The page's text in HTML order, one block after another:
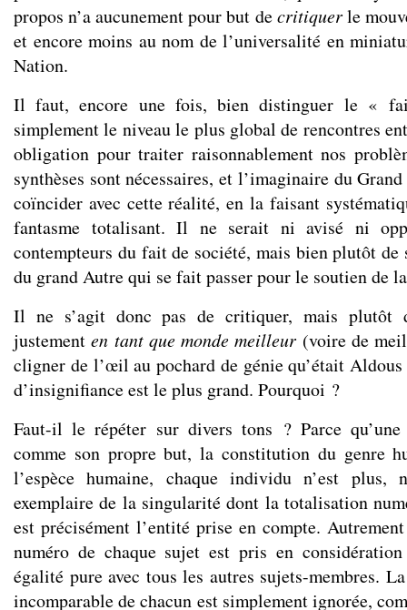
propos n’a aucunement pour but decritiquerle
et encore moins au nom de l’universalité en
Nation.
Il faut, encore une fois, bien distinguer le «
simplement le niveau le plus global de rencontres
obligation pour traiter raisonnablement nos
synthèses sont nécessaires, et l’imaginaire du
coïncider avec cette réalité, en la faisant
fantasme totalisant. Il ne serait ni avisé ni
contempteurs du fait de société, mais bien plutôt de
du grand Autre qui se fait passer pour le soutien de
Il ne s’agit donc pas de critiquer, mais plutôt
justementen tant que monde meilleur (voire de
cligner de l’œil au pochard de génie qu’était
d’insignifiance est le plus grand. Pourquoi ?
Faut-il le répéter sur divers tons ? Parce
comme son propre but, la constitution du genre
l’espèce humaine, chaque individu n’est plus,
exemplaire de la singularité dont la totalisation
est précisément l’entité prise en compte.
numéro de chaque sujet est pris en
égalité pure avec tous les autres sujets-membres.
incomparable de chacun est simplement ignorée,